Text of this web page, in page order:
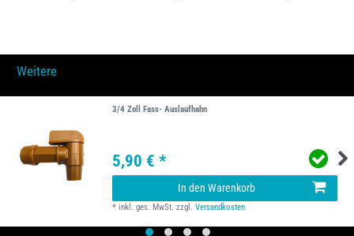
Weitere
3/4 Zoll Fass- Auslaufhahn
5,90 € *
In den Warenkorb
*inkl. ges. MwSt. zzgl.Versandkosten